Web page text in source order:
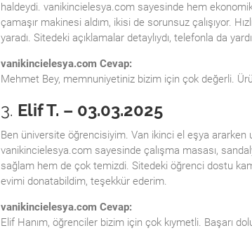
haldeydi. vanikincielesya.com sayesinde hem
çamaşır makinesi aldım, ikisi de sorunsuz çalışıyor.
yaradı. Sitedeki açıklamalar detaylıydı, telefonla da
vanikincielesya.com Cevap:
Mehmet Bey, memnuniyetiniz bizim için çok değerli.
3. Elif T. – 03.03.2025
Ben üniversite öğrencisiyim. Van ikinci el eşya ararken
vanikincielesya.com sayesinde çalışma masası,
sağlam hem de çok temizdi. Sitedeki öğrenci dostu
evimi donatabildim, teşekkür ederim.
vanikincielesya.com Cevap:
Elif Hanım, öğrenciler bizim için çok kıymetli. Başarı